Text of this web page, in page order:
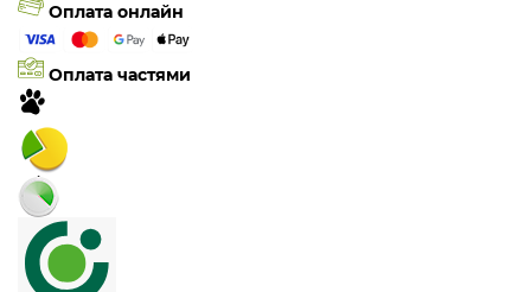
Оплата онлайн
Оплата частями